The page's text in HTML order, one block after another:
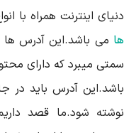
اینترنت همراه با
می باشد.این آدرس ها
میبرد که دارای
آدرس باید در
شود.ما قصد